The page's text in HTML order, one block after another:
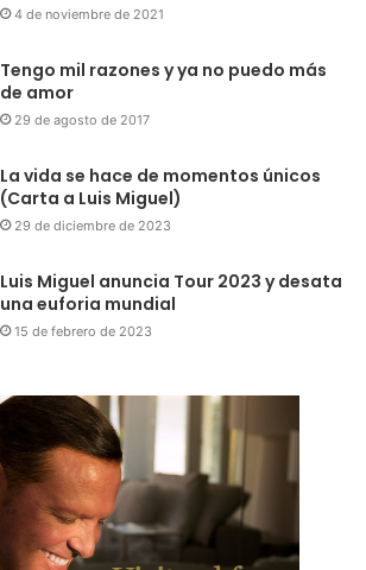
4 de noviembre de 2021
Tengo mil razones y ya no puedo más
de amor
29 de agosto de 2017
La vida se hace de momentos únicos
(Carta a Luis Miguel)
29 de diciembre de 2023
Luis Miguel anuncia Tour 2023 y desata
una euforia mundial
15 de febrero de 2023